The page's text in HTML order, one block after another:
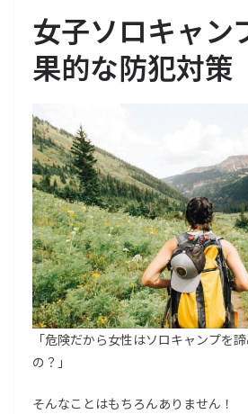
女子ソロキャン
果的な防犯対策
「危険だから女性はソロキャンプを
の？」
そんなことはもちろんありません！